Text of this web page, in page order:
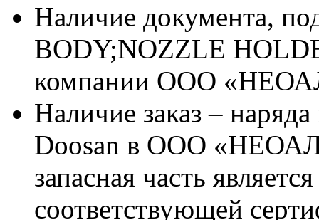
Наличие документа,
BODY;NOZZLE
компании ООО
Наличие заказ –
Doosan в ООО
запасная часть
соответствующей